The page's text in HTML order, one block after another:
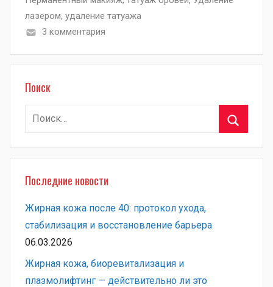
лазером, удаление татуажа
3 комментария
Поиск
Найти:
Последние новости
Жирная кожа после 40: протокол ухода,
стабилизация и восстановление барьера
06.03.2026
Жирная кожа, биоревитализация и
плазмолифтинг — действительно ли это